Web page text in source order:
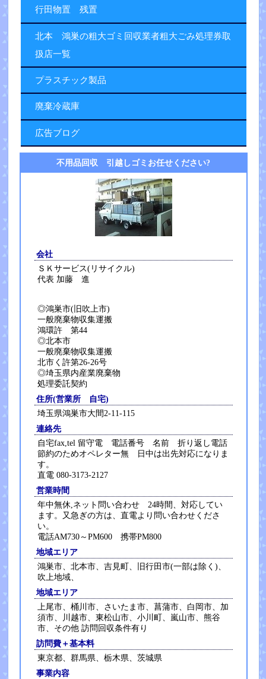
行田物置 残置
北本 鴻巣の粗大ゴミ回収業者粗大ごみ処理券取
扱店一覧
プラスチック製品
廃棄冷蔵庫
広告ブログ
不用品回収 引越しゴミお任せください?
会社
ＳＫサービス(リサイクル)
代表 加藤 進
◎鴻巣市(旧吹上市)
一般廃棄物収集運搬
鴻環許 第44
◎北本市
一般廃棄物収集運搬
北市く許第26-26号
◎埼玉県内産業廃棄物
処理委託契約
住所(営業所 自宅)
埼玉県鴻巣市大間2-11-115
連絡先
自宅fax,tel 留守電 電話番号 名前 折り返し電話
節約のためオペレター無 日中は出先対応になりま
す。
直電 080-3173-2127
営業時間
年中無休,ネット問い合わせ 24時間、対応してい
ます。又急ぎの方は、直電より問い合わせくださ
い。
電話AM730～PM600 携帯PM800
地域エリア
鴻巣市、北本市、吉見町、旧行田市(一部は除く)、
吹上地域、
地域エリア
上尾市、桶川市、さいたま市、菖蒲市、白岡市、加
須市、川越市、東松山市、小川町、嵐山市、熊谷
市、その他 訪問回収条件有り
訪問費＋基本料
東京都、群馬県、栃木県、茨城県
事業内容